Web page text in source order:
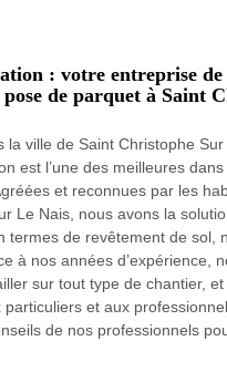
: votre entreprise de
de parquet à Saint
la ville de Saint Christophe Sur
est l’une des meilleures
et reconnues par les
Le Nais, nous avons la
termes de revêtement de sol,
à nos années d’expérience,
sur tout type de chantier,
particuliers et aux
de nos professionnels